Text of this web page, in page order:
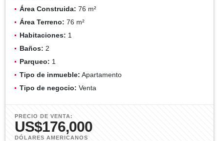
Área Construida: 76 m²
Área Terreno: 76 m²
Habitaciones: 1
Baños: 2
Parqueo: 1
Tipo de inmueble: Apartamento
Tipo de negocio: Venta
PRECIO DE VENTA:
US$176,000
DÓLARES AMERICANOS